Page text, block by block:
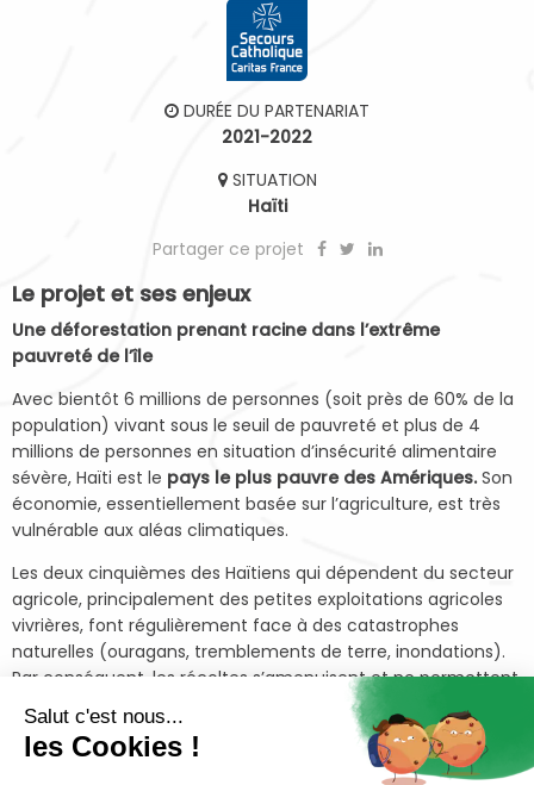
DURÉE DU PARTENARIAT
2021-2022
SITUATION
Haïti
Partager ce projet
Le projet et ses enjeux
Une déforestation prenant racine dans l’extrême
pauvreté de l’île
Avec bientôt 6 millions de personnes (soit près de 60% de la
population) vivant sous le seuil de pauvreté et plus de 4
millions de personnes en situation d’insécurité alimentaire
sévère, Haïti est le pays le plus pauvre des Amériques.Son
économie, essentiellement basée sur l’agriculture, est très
vulnérable aux aléas climatiques.
Les deux cinquièmes des Haïtiens qui dépendent du secteur
agricole, principalement des petites exploitations agricoles
vivrières, font régulièrement face à des catastrophes
naturelles (ouragans, tremblements de terre, inondations).
Par conséquent, les récoltes s’amenuisent et ne permettent
pas de subvenir aux besoins des populations (60% des
besoins alimentaires sont déjà importés de l’étranger),
entraînant uneaccélération du phénomène de
Salut c'est nous...
les Cookies !